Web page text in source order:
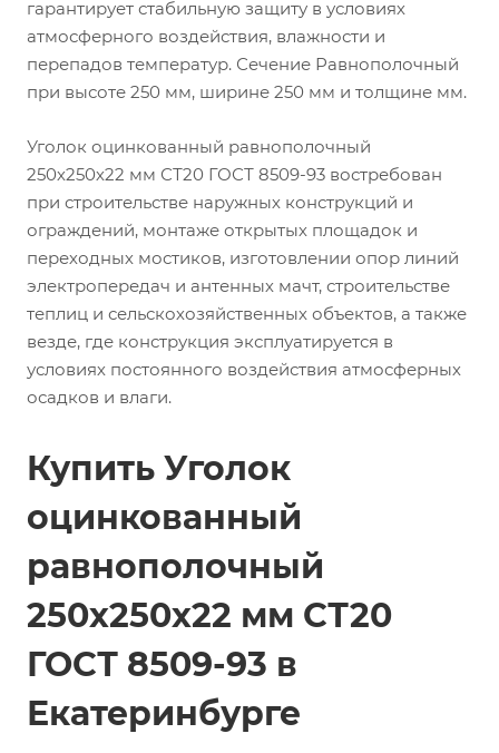
гарантирует стабильную защиту в условиях
атмосферного воздействия, влажности и
перепадов температур. Сечение Равнополочный
при высоте 250 мм, ширине 250 мм и толщине мм.
Уголок оцинкованный равнополочный
250х250х22 мм СТ20 ГОСТ 8509-93 востребован
при строительстве наружных конструкций и
ограждений, монтаже открытых площадок и
переходных мостиков, изготовлении опор линий
электропередач и антенных мачт, строительстве
теплиц и сельскохозяйственных объектов, а также
везде, где конструкция эксплуатируется в
условиях постоянного воздействия атмосферных
осадков и влаги.
Купить Уголок
оцинкованный
равнополочный
250х250х22 мм СТ20
ГОСТ 8509-93 в
Екатеринбурге